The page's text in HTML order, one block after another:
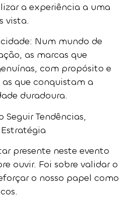
a experiência a uma
vista.
Num mundo de
as marcas que
com propósito e
que conquistam a
duradoura.
Seguir Tendências,
presente neste evento
ouvir. Foi sobre validar o
o nosso papel como